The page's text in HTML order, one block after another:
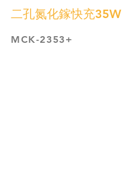
二孔氮化鎵快充35W
MCK-2353+